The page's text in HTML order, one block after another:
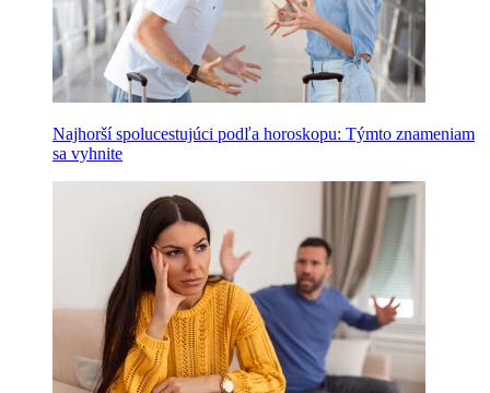
Najhorší spolucestujúci podľa horoskopu: Týmto znameniam
sa vyhnite